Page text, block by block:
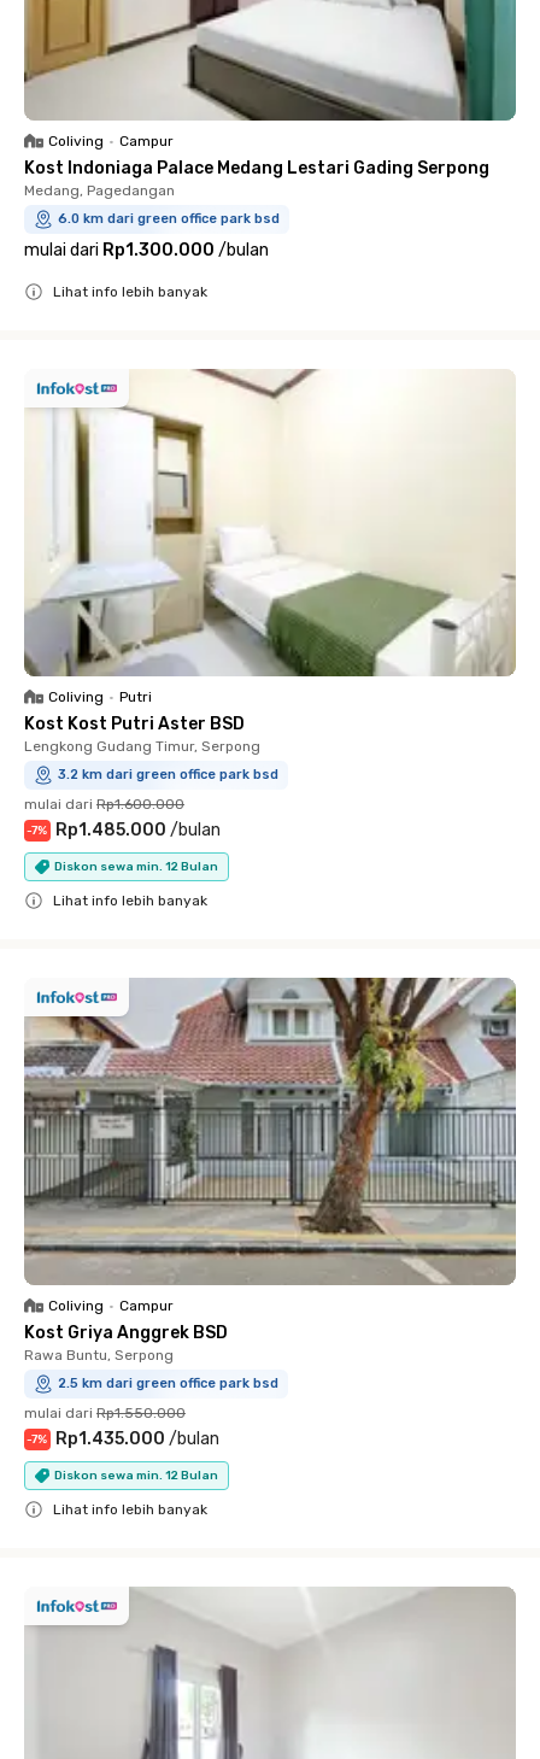
Coliving • Campur
Kost Indoniaga Palace Medang Lestari Gading Serpong
Medang, Pagedangan
6.0 km dari green office park bsd
mulai dari Rp1.300.000 /bulan
Lihat info lebih banyak
Coliving • Putri
Kost Kost Putri Aster BSD
Lengkong Gudang Timur, Serpong
3.2 km dari green office park bsd
mulai dari Rp1.600.000
-7% Rp1.485.000 /bulan
Diskon sewa min. 12 Bulan
Lihat info lebih banyak
Coliving • Campur
Kost Griya Anggrek BSD
Rawa Buntu, Serpong
2.5 km dari green office park bsd
mulai dari Rp1.550.000
-7% Rp1.435.000 /bulan
Diskon sewa min. 12 Bulan
Lihat info lebih banyak